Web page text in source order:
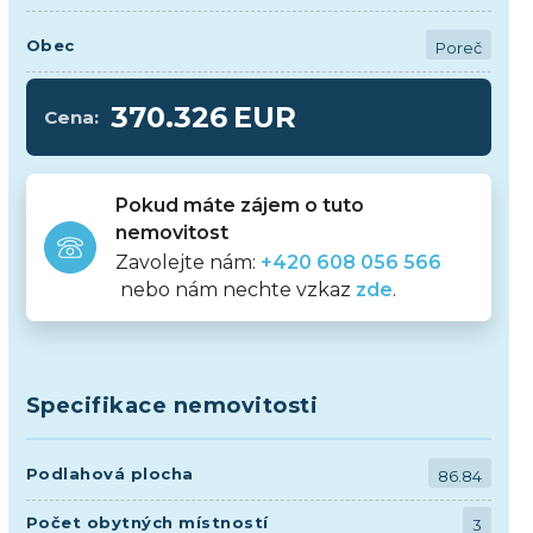
Obec Poreč
Cena: 370.326 EUR
Pokud máte zájem o tuto
nemovitost
Zavolejte nám: +420 608 056 566
nebo nám nechte vzkaz zde.
Specifikace nemovitosti
Podlahová plocha 86.84
Počet obytných místností 3